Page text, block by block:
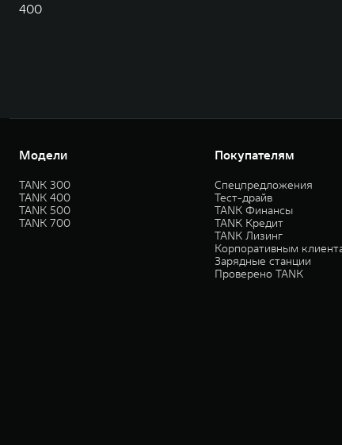
400
Модели
TANK 300
TANK 400
TANK 500
TANK 700
Покупателям
Спецпредложения
Тест-драйв
TANK Финансы
TANK Кредит
TANK Лизинг
Корпоративным
Зарядные станции
Проверено TANK